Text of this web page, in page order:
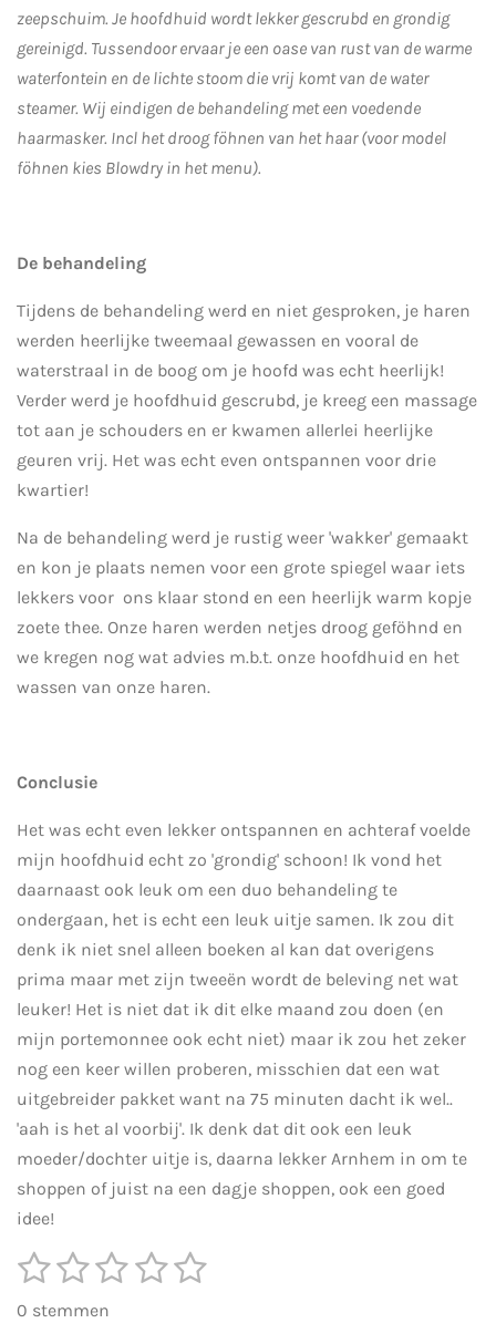
zeepschuim. Je hoofdhuid wordt lekker gescrubd en grondig
gereinigd. Tussendoor ervaar je een oase van rust van de warme
waterfontein en de lichte stoom die vrij komt van de water
steamer. Wij eindigen de behandeling met een voedende
haarmasker. Incl het droog föhnen van het haar (voor model
föhnen kies Blowdry in het menu).
De behandeling
Tijdens de behandeling werd en niet gesproken, je haren
werden heerlijke tweemaal gewassen en vooral de
waterstraal in de boog om je hoofd was echt heerlijk!
Verder werd je hoofdhuid gescrubd, je kreeg een massage
tot aan je schouders en er kwamen allerlei heerlijke
geuren vrij. Het was echt even ontspannen voor drie
kwartier!
Na de behandeling werd je rustig weer 'wakker' gemaakt
en kon je plaats nemen voor een grote spiegel waar iets
lekkers voor ons klaar stond en een heerlijk warm kopje
zoete thee. Onze haren werden netjes droog geföhnd en
we kregen nog wat advies m.b.t. onze hoofdhuid en het
wassen van onze haren.
Conclusie
Het was echt even lekker ontspannen en achteraf voelde
mijn hoofdhuid echt zo 'grondig' schoon! Ik vond het
daarnaast ook leuk om een duo behandeling te
ondergaan, het is echt een leuk uitje samen. Ik zou dit
denk ik niet snel alleen boeken al kan dat overigens
prima maar met zijn tweeën wordt de beleving net wat
leuker! Het is niet dat ik dit elke maand zou doen (en
mijn portemonnee ook echt niet) maar ik zou het zeker
nog een keer willen proberen, misschien dat een wat
uitgebreider pakket want na 75 minuten dacht ik wel..
'aah is het al voorbij'. Ik denk dat dit ook een leuk
moeder/dochter uitje is, daarna lekker Arnhem in om te
shoppen of juist na een dagje shoppen, ook een goed
idee!
R
1
s
2
s
3
s
4 5
S
0 stemmen